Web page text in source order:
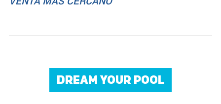
DREAM YOUR POOL